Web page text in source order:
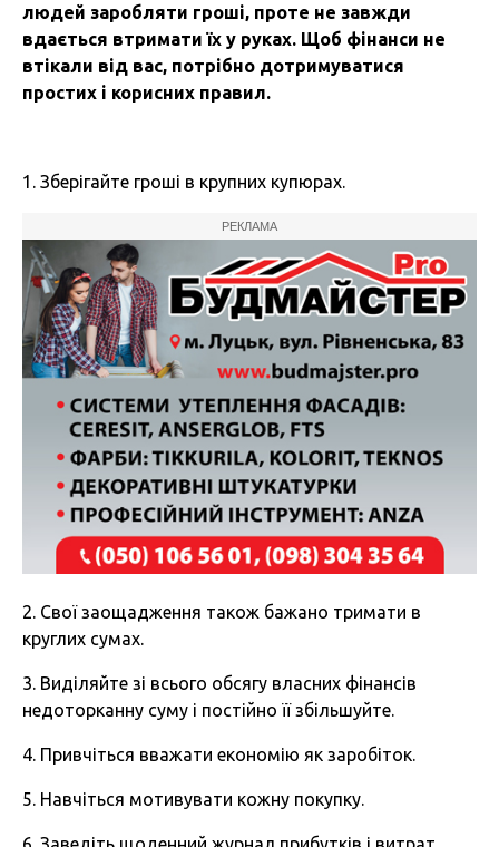
людей заробляти гроші, проте не завжди
вдається втримати їх у руках. Щоб фінанси не
втікали від вас, потрібно дотримуватися
простих і корисних правил.
1. Зберігайте гроші в крупних купюрах.
РЕКЛАМА
2. Свої заощадження також бажано тримати в
круглих сумах.
3. Виділяйте зі всього обсягу власних фінансів
недоторканну суму і постійно її збільшуйте.
4. Привчіться вважати економію як заробіток.
5. Навчіться мотивувати кожну покупку.